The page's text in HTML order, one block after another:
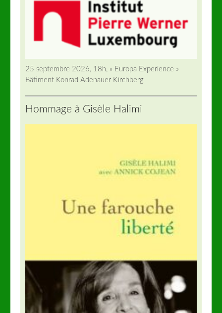
25 septembre 2026, 18h, « Europa Experience »
Bâtiment Konrad Adenauer Kirchberg
Hommage à Gisèle Halimi